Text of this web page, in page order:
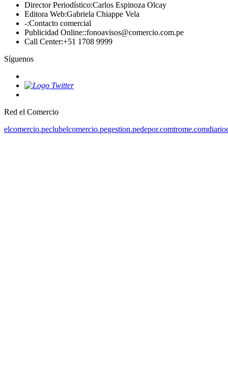
Director Periodístico:Carlos Espinoza Olcay
Editora Web:Gabriela Chiappe Vela
-:Contacto comercial
Publicidad Online::fonoavisos@comercio.com.pe
Call Center:+51 1708 9999
Síguenos
Red el Comercio
elcomercio.peclubelcomercio.pegestion.pedepor.comtrome.com